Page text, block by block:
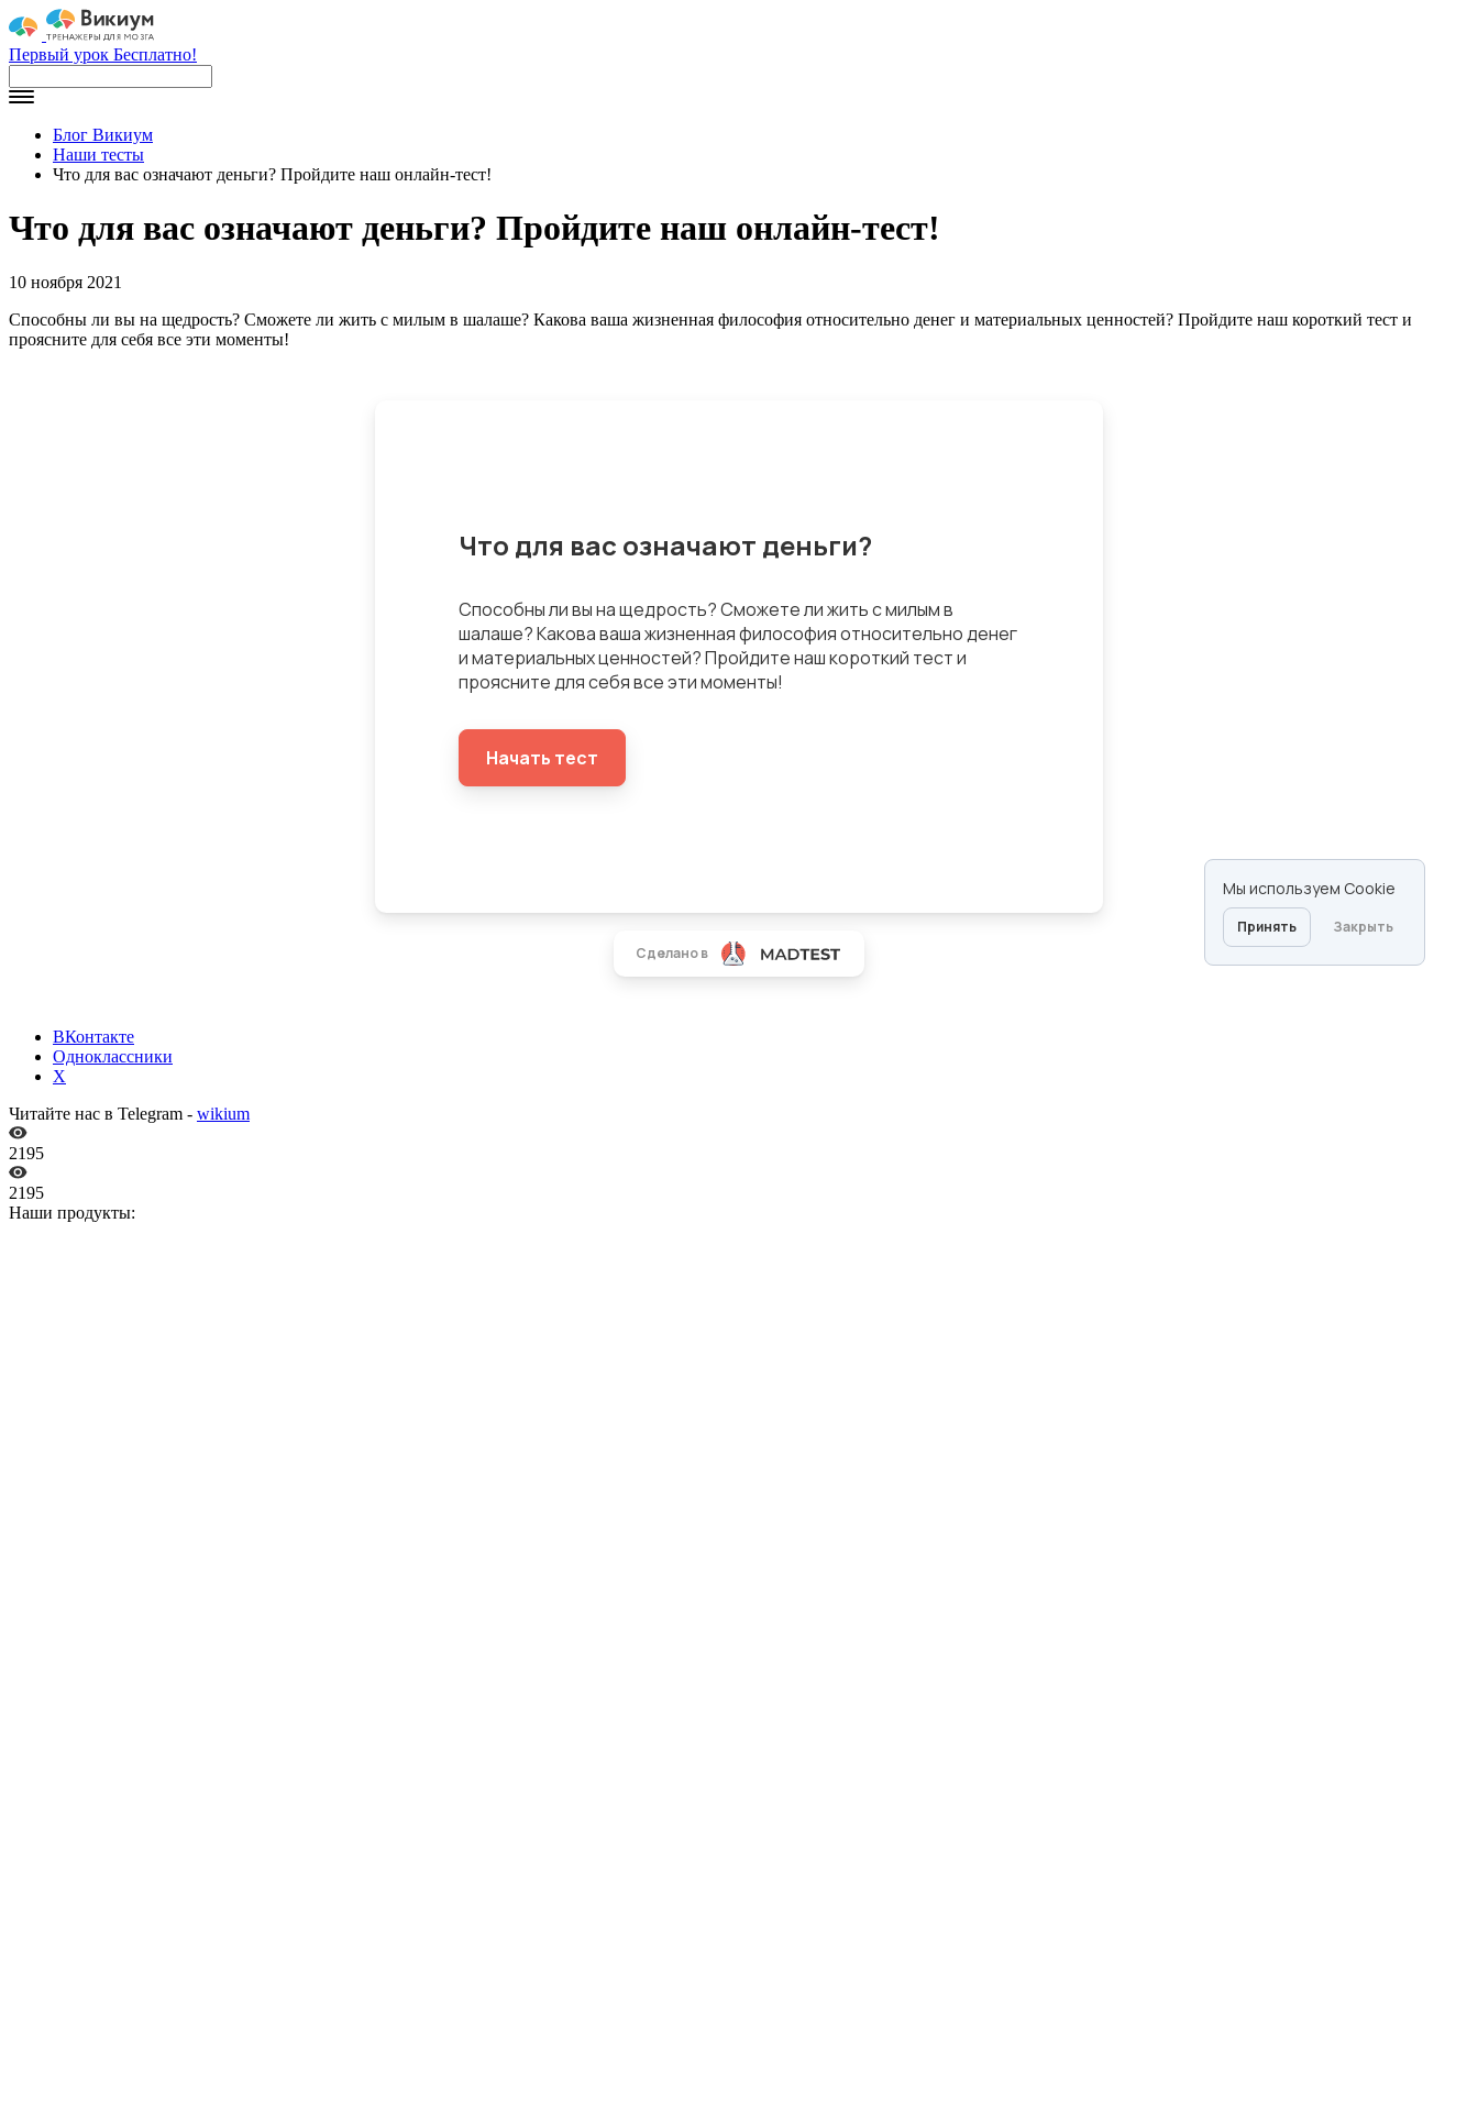
Первый урок Бесплатно!
Блог Викиум
Наши тесты
Что для вас означают деньги? Пройдите наш онлайн-тест!
Что для вас означают деньги? Пройдите наш онлайн-тест!
10 ноября 2021
Способны ли вы на щедрость? Сможете ли жить с милым в шалаше? Какова ваша жизненная философия относительно денег и материальных ценностей? Пройдите наш короткий тест и
проясните для себя все эти моменты!
ВКонтакте
Одноклассники
X
Читайте нас в Telegram - wikium
2195
2195
Наши продукты: